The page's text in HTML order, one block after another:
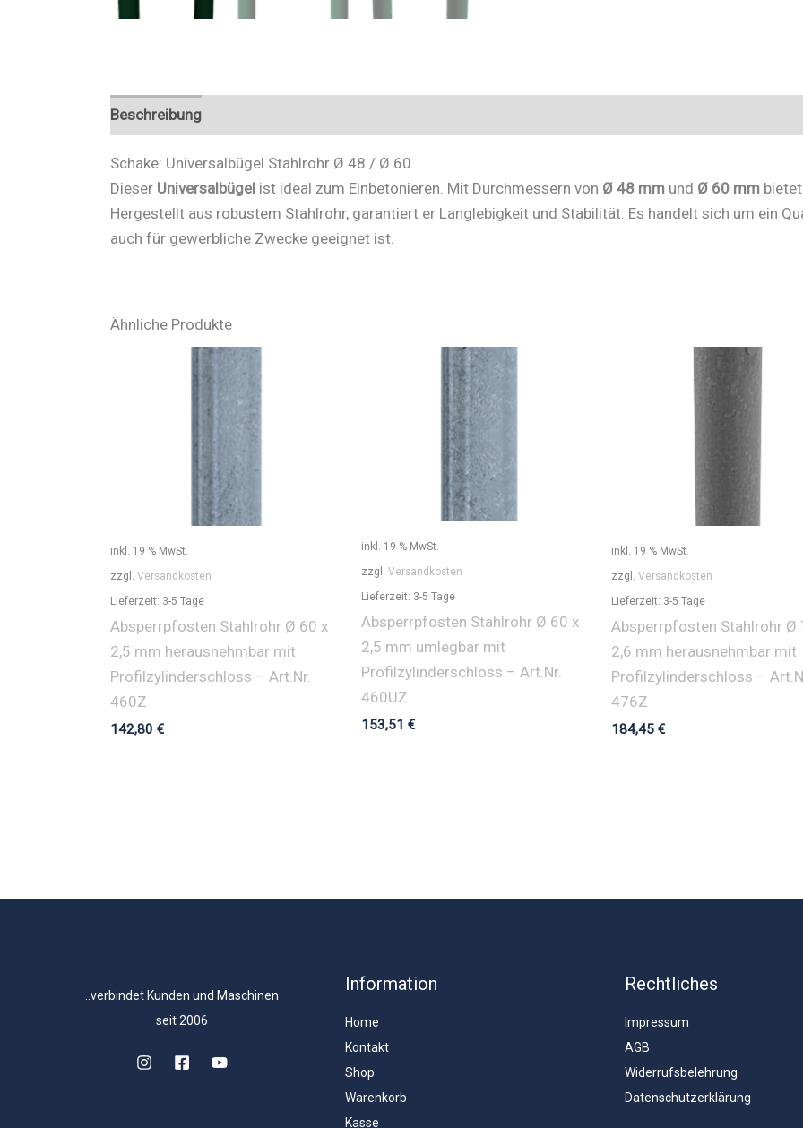
x
mmGesamtbreite:
ca.
feuerverzinkt
beschichtetFarbe:
Beschreibung
Schake: Universalbügel Stahlrohr Ø 48 / Ø 60
Dieser Universalbügel ist ideal zum Einbetonieren. Mit Durchmessern von Ø 48 mm und Ø 60 mm
Hergestellt aus robustem Stahlrohr, garantiert er Langlebigkeit und Stabilität. Es handelt sich um ein
auch für gewerbliche Zwecke geeignet ist.
Ähnliche Produkte
inkl. 19 % MwSt.
zzgl. Versandkosten
Lieferzeit: 3-5 Tage
Absperrpfosten Stahlrohr Ø 60 x
2,5 mm herausnehmbar mit
Profilzylinderschloss – Art.Nr.
460Z
142,80 €
inkl. 19 % MwSt.
zzgl. Versandkosten
Lieferzeit: 3-5 Tage
Absperrpfosten Stahlrohr Ø 60 x
2,5 mm umlegbar mit
Profilzylinderschloss – Art.Nr.
460UZ
153,51 €
inkl. 19 % MwSt.
zzgl. Versandkosten
Lieferzeit: 3-5 Tage
Absperrpfosten Stahlrohr Ø
2,6 mm herausnehmbar mit
Profilzylinderschloss –
476Z
184,45 €
..verbindet Kunden und Maschinen
seit 2006
Information
Home
Kontakt
Shop
Warenkorb
Kasse
Rechtliches
Impressum
AGB
Widerrufsbelehrung
Datenschutzerklärung